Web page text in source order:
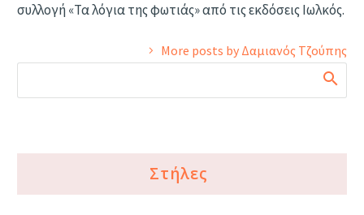
συλλογή «Τα λόγια της φωτιάς» από τις εκδόσεις Ιωλκός.
More posts by Δαμιανός Τζούπης
Στήλες